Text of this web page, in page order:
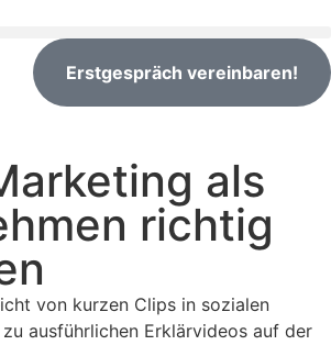
Erstgespräch vereinbaren!
als
richtig
von kurzen Clips in sozialen
ausführlichen Erklärvideos auf der